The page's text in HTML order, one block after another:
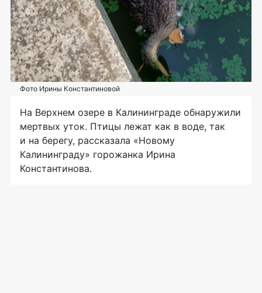
Фото Ирины Константиновой
На Верхнем озере в Калининграде обнаружили
мертвых уток. Птицы лежат как в воде, так
и на берегу, рассказала «Новому
Калининграду» горожанка Ирина
Константинова.